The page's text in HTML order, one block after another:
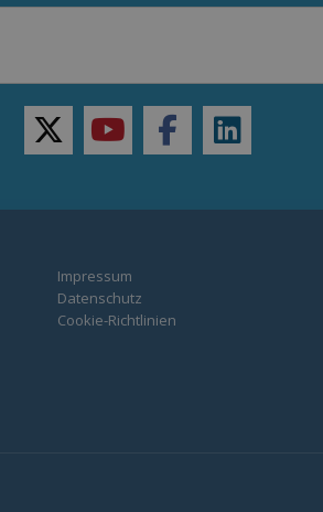
twitteryoutubefacebooklinkedin
Impressum
Datenschutz
Cookie-Richtlinien